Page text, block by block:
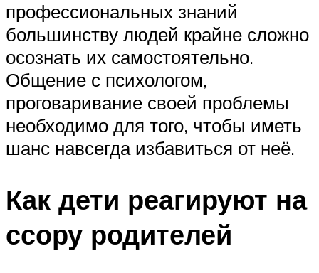
профессиональных знаний
большинству людей крайне сложно
осознать их самостоятельно.
Общение с психологом,
проговаривание своей проблемы
необходимо для того, чтобы иметь
шанс навсегда избавиться от неё.
Как дети реагируют на
ссору родителей